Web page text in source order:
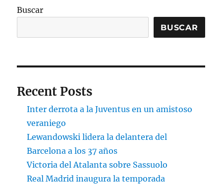
Buscar
BUSCAR
Recent Posts
Inter derrota a la Juventus en un amistoso
veraniego
Lewandowski lidera la delantera del
Barcelona a los 37 años
Victoria del Atalanta sobre Sassuolo
Real Madrid inaugura la temporada